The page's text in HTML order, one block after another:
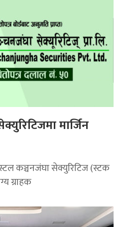
मार्जिन
कञ्चनजंघा सेक्युरिटिज (स्टक
ग्राहक